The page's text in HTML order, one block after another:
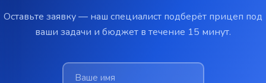
Оставьте заявку — наш специалист подберёт прицеп под
ваши задачи и бюджет в течение 15 минут.